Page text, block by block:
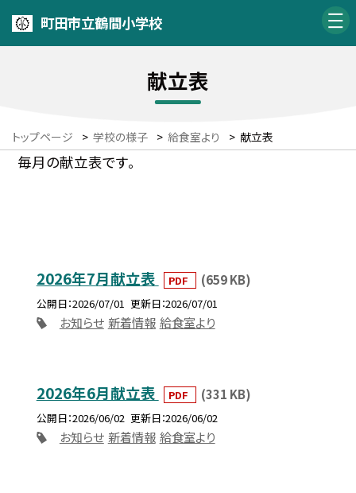
町田市立鶴間小学校
献立表
トップページ > 学校の様子 > 給食室より > 献立表
毎月の献立表です。
2026年7月献立表 PDF (659 KB)
公開日 2026/07/01 更新日 2026/07/01
お知らせ 新着情報 給食室より
2026年6月献立表 PDF (331 KB)
公開日 2026/06/02 更新日 2026/06/02
お知らせ 新着情報 給食室より